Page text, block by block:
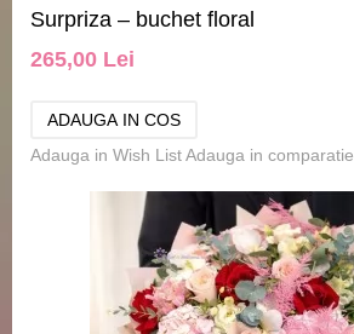
Surpriza – buchet floral
265,00 Lei
Adauga in Wish ListAdauga in comparatie